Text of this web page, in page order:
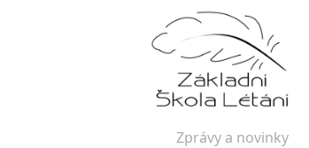
Zprávy a novinky